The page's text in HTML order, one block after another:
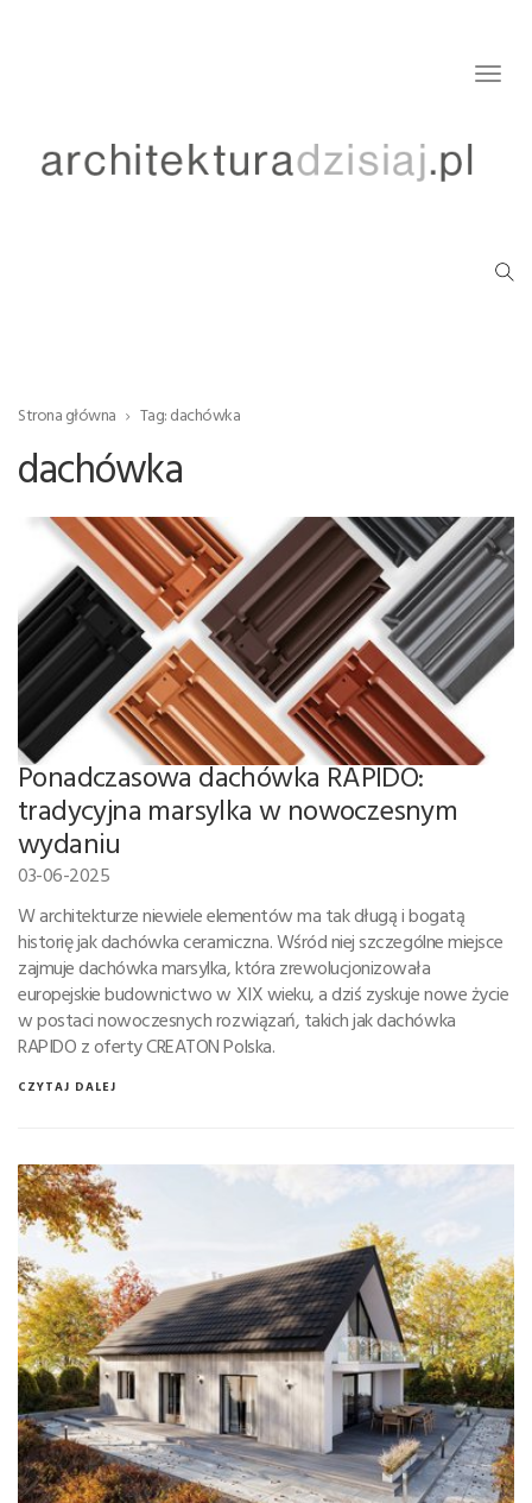
Strona główna Tag: dachówka
dachówka
Ponadczasowa dachówka RAPIDO:
tradycyjna marsylka w nowoczesnym
wydaniu
03-06-2025
W architekturze niewiele elementów ma tak długą i bogatą
historię jak dachówka ceramiczna. Wśród niej szczególne miejsce
zajmuje dachówka marsylka, która zrewolucjonizowała
europejskie budownictwo w XIX wieku, a dziś zyskuje nowe życie
w postaci nowoczesnych rozwiązań, takich jak dachówka
RAPIDO z oferty CREATON Polska.
CZYTAJ DALEJ